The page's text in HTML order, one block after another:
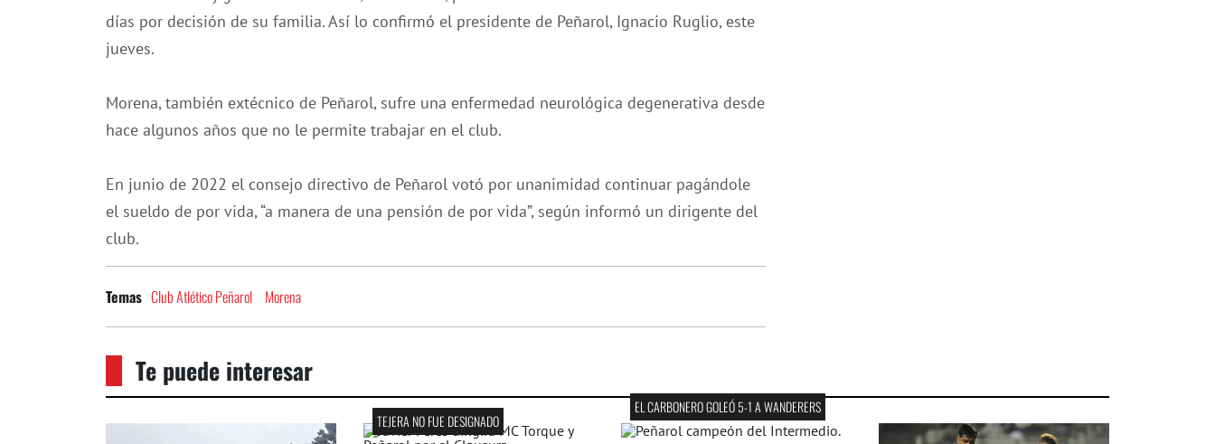
días por decisión de su familia. Así lo confirmó el presidente de Peñarol, Ignacio Ruglio, este
jueves.
Morena, también extécnico de Peñarol, sufre una enfermedad neurológica degenerativa desde
hace algunos años que no le permite trabajar en el club.
En junio de 2022 el consejo directivo de Peñarol votó por unanimidad continuar pagándole
el sueldo de por vida, “a manera de una pensión de por vida”, según informó un dirigente del
club.
Temas Club Atlético Peñarol Morena
Te puede interesar
TEJERA NO FUE DESIGNADO
EL CARBONERO GOLEÓ 5-1 A WANDERERS